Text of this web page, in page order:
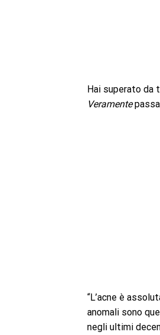
Hai superato da
Veramente
“L’acne è
anomali sono
negli ultimi